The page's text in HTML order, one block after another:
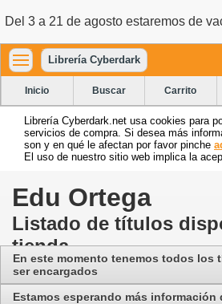
Del 3 a 21 de agosto estaremos de
Librería Cyberdark
Inicio Buscar Carrito
Librería Cyberdark.net usa cookies para
servicios de compra. Si desea más
son y en qué le afectan por favor pinche
El uso de nuestro sitio web implica la
Edu Ortega
Listado de títulos
tienda
En este momento tenemos todos los
ser encargados
Estamos esperando más